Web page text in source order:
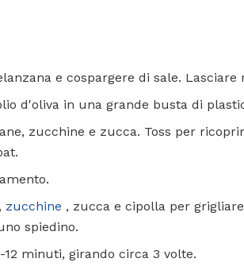
e cospargere di sale.
d'oliva in una grande busta di
zucchine e zucca. Toss per
zucchine , zucca e cipolla per
spiedino.
minuti, girando circa 3 volte.